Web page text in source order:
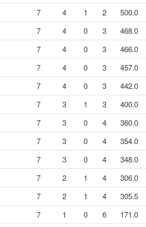
7 4 1 2
500.0
7 4 0 3
468.0
7 4 0 3
466.0
7 4 0 3
457.0
7 4 0 3
442.0
7 3 1 3
400.0
7 3 0 4
360.0
7 3 0 4
354.0
7 3 0 4
348.0
7 2 1 4
306.0
7 2 1 4
305.5
7 1 0 6 171.0